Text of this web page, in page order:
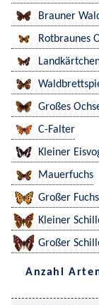
Brauner
Rotbraunes
Großes
C-Falter
Kleiner
Mauerfuchs
Großer Fuchs
Kleiner
Großer
Anzahl